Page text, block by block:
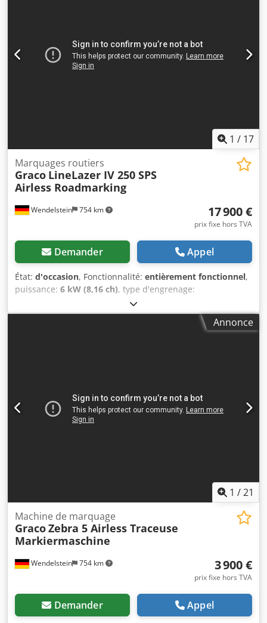
hydrostatique Dedpfoyhd E Sjx Afqock + Direction articulée
+ Toit de protection + Avertisseur arrière + 2 réservoirs de
perles de 130 l chacun + 2 réservoirs de peinture +
par email – inscrivez-vous à notre NEWSLETTER ! Sous
réserve d’erreurs et de vente préalable !
1 / 17
Wendelstein 754 km
Marquages routiers
Graco LineLazer IV 250 SPS
Airless Roadmarking
17 900 €
prix fixe hors TVA
Demander Appel
État: d'occasion, Fonctionnalité: entièrement fonctionnel,
puissance: 6 kW (8,16 ch), type d'engrenage:
, type de carburant:
Machine de marquage routier : Dedpsw Svqzjfx Afqock +
Graco + LineLazer IV 250SPS + Réservoir de peinture /
NEWSLETTER ! Sous réserve d’erreurs ou de vente
préalable !
Annonce
1 /21
Wendelstein 754 km
Machine de marquage
GracoZebra 5 Airless Traceuse
Markiermaschine
3 900 €
prix fixe hors TVA
Demander Appel